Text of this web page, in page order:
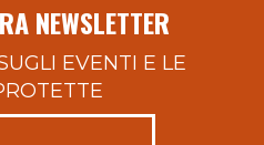
NEWSLETTER
EVENTI E LE